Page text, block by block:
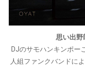
思い出野
DJのサモハンキンポー
人組ファンクバンドに